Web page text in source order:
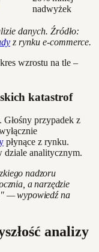
nadwyżek
danych. Źródło:
z rynku e-commerce.
katastrof
przypadek z
płynące z rynku.
dziale analitycznym.
nadzoru
a narzędzie
— wypowiedź na
analizy